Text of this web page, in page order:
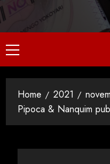
Home 2021
Pipoca & Nanquim